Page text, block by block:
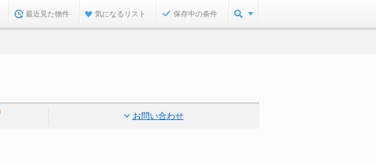
最近見た物件 気になるリスト 保存中の条件
お問い合わせ